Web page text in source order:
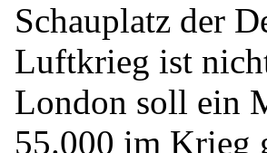
Schauplatz der
Luftkrieg ist
London soll ein
55.000 im Krieg